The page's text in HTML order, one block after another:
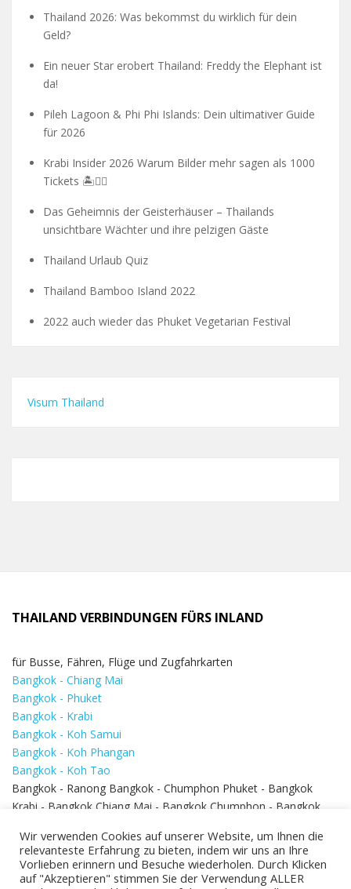
Thailand 2026: Was bekommst du wirklich für dein
Geld?
Ein neuer Star erobert Thailand: Freddy the Elephant ist
da!
Pileh Lagoon & Phi Phi Islands: Dein ultimativer Guide
für 2026
Krabi Insider 2026 Warum Bilder mehr sagen als 1000
Tickets 🏝️🧗‍♂️
Das Geheimnis der Geisterhäuser – Thailands
unsichtbare Wächter und ihre pelzigen Gäste
Thailand Urlaub Quiz
Thailand Bamboo Island 2022
2022 auch wieder das Phuket Vegetarian Festival
Visum Thailand
THAILAND VERBINDUNGEN FÜRS INLAND
für Busse, Fähren, Flüge und Zugfahrkarten
Bangkok - Chiang Mai
Bangkok - Phuket
Bangkok - Krabi
Bangkok - Koh Samui
Bangkok - Koh Phangan
Bangkok - Koh Tao
Bangkok - Ranong Bangkok - Chumphon Phuket - Bangkok
Krabi - Bangkok Chiang Mai - Bangkok Chumphon - Bangkok
Bangkok - Hua Hin
Wir verwenden Cookies auf unserer Website, um Ihnen die
relevanteste Erfahrung zu bieten, indem wir uns an Ihre
Vorlieben erinnern und Besuche wiederholen. Durch Klicken
auf "Akzeptieren" stimmen Sie der Verwendung ALLER